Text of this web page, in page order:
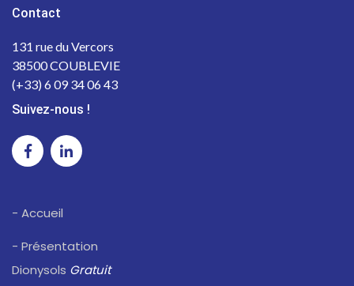
Contact
131 rue du Vercors
38500 COUBLEVIE
(+33) 6 09 34 06 43
Suivez-nous !
- Accueil
- Présentation
Dionysols Gratuit